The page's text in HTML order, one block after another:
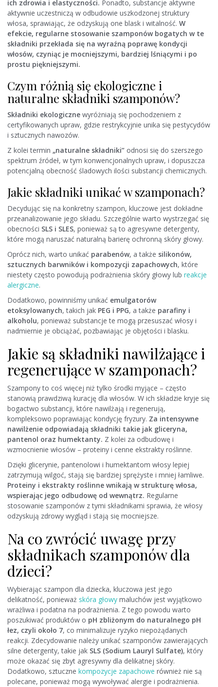
ich zdrowia i elastyczności. Ponadto, substancje aktywne
aktywnie uczestniczą w odbudowie uszkodzonej struktury
włosa, sprawiając, że odzyskują one blask i witalność. W
efekcie, regularne stosowanie szamponów bogatych w te
składniki przekłada się na wyraźną poprawę kondycji
włosów, czyniąc je mocniejszymi, bardziej lśniącymi i po
prostu piękniejszymi.
Czym różnią się ekologiczne i
naturalne składniki szamponów?
Składniki ekologiczne wyróżniają się pochodzeniem z
certyfikowanych upraw, gdzie restrykcyjnie unika się pestycydów
i sztucznych nawozów.
Z kolei termin „naturalne składniki” odnosi się do szerszego
spektrum źródeł, w tym konwencjonalnych upraw, i dopuszcza
potencjalną obecność śladowych ilości substancji chemicznych.
Jakie składniki unikać w szamponach?
Decydując się na konkretny szampon, kluczowe jest dokładne
przeanalizowanie jego składu. Szczególnie warto wystrzegać się
obecności SLS i SLES, ponieważ są to agresywne detergenty,
które mogą naruszać naturalną barierę ochronną skóry głowy.
Oprócz nich, warto unikać parabenów, a także silikonów,
sztucznych barwników i kompozycji zapachowych, które
niestety często powodują podrażnienia skóry głowy lub reakcje
alergiczne.
Dodatkowo, powinniśmy unikać emulgatorów
etoksylowanych, takich jak PEG i PPG, a także parafiny i
alkoholu, ponieważ substancje te mogą przesuszać włosy i
nadmiernie je obciążać, pozbawiając je objętości i blasku.
Jakie są składniki nawilżające i
regenerujące w szamponach?
Szampony to coś więcej niż tylko środki myjące – często
stanowią prawdziwą kurację dla włosów. W ich składzie kryje się
bogactwo substancji, które nawilżają i regenerują,
kompleksowo poprawiając kondycję fryzury. Za intensywne
nawilżenie odpowiadają składniki takie jak gliceryna,
pantenol oraz humektanty. Z kolei za odbudowę i
wzmocnienie włosów – proteiny i cenne ekstrakty roślinne.
Dzięki glicerynie, pantenolowi i humektantom włosy lepiej
zatrzymują wilgoć, stają się bardziej sprężyste i mniej łamliwe.
Proteiny i ekstrakty roślinne wnikają w strukturę włosa,
wspierając jego odbudowę od wewnątrz. Regularne
stosowanie szamponów z tymi składnikami sprawia, że włosy
odzyskują zdrowy wygląd i stają się mocniejsze.
Na co zwrócić uwagę przy
składnikach szamponów dla
dzieci?
Wybierając szampon dla dziecka, kluczowa jest jego
delikatność, ponieważ skóra głowy maluchów jest wyjątkowo
wrażliwa i podatna na podrażnienia. Z tego powodu warto
poszukiwać produktów o pH zbliżonym do naturalnego pH
łez, czyli około 7, co minimalizuje ryzyko niepożądanych
reakcji. Zdecydowanie należy unikać szamponów zawierających
silne detergenty, takie jak SLS (Sodium Lauryl Sulfate), który
może okazać się zbyt agresywny dla delikatnej skóry.
Dodatkowo, sztuczne kompozycje zapachowe również nie są
polecane, ponieważ mogą wywoływać alergie i podrażnienia.